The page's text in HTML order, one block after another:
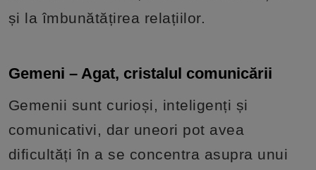
și la îmbunătățirea relațiilor.
Gemeni – Agat, cristalul comunicării
Gemenii sunt curioși, inteligenți și
comunicativi, dar uneori pot avea
dificultăți în a se concentra asupra unui